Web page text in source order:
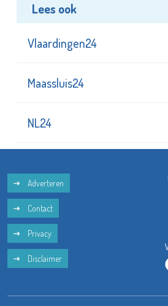
Lees ook
Vlaardingen24
Maassluis24
NL24
Adverteren
Contact
Privacy
Disclaimer